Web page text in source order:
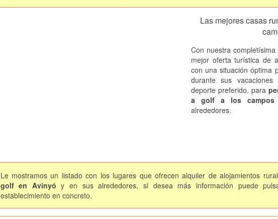
Las mejores casas
Con nuestra
mejor oferta turística de
con una situación óptima
durante sus
deporte preferido. para
a golf a los campos
alrededores.
Le mostramos un listado con los lugares que ofrecen alquiler de alojamientos
golf en Avinyó y en sus alrededores, si desea más información puede
establecimiento en concreto.